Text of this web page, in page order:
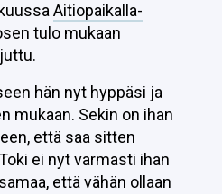
Aitiopaikalla-
tulo mukaan
hän nyt hyppäsi ja
mukaan. Sekin on ihan
että saa sitten
ei nyt varmasti ihan
että vähän ollaan